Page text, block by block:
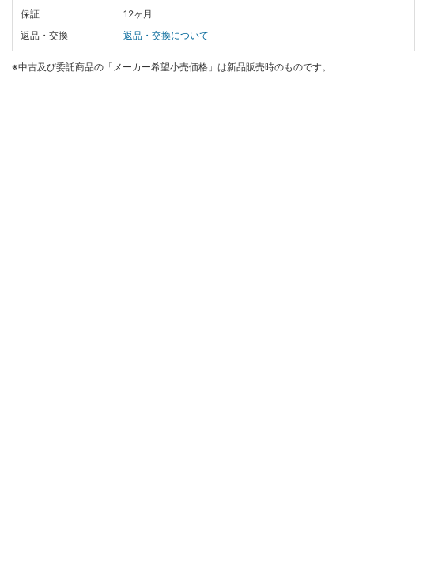
保証
12ヶ月
返品・交換
返品・交換について
※中古及び委託商品の「メーカー希望小売価格」は新品販売時のものです。